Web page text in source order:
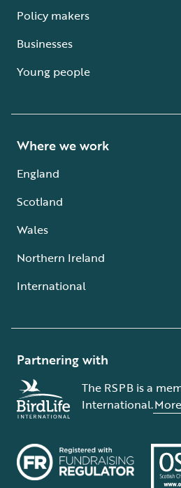
Policy makers
Businesses
Young people
Where we work
England
Scotland
Wales
Northern Ireland
International
Partnering with
The RSPB is a
International.More